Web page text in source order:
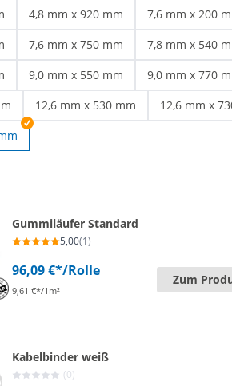
| 4,8 mm x 300 mm
Wetterfeste Kabelbinder | 4,8 mm x
Kabelbinder
| 4,8 mm x 550 mm
4,8 mm x 920 mm
Kabelbinder schwarz | 4,8 mm x 920
7,6 mm x 200
Kabelbinder
| 7,6 mm x 370 mm
7,6 mm x 750 mm
Kabelbinder schwarz | 7,6 mm x 750
7,8 mm x 540
Kabelbinder
| 9,0 mm x 300 mm
9,0 mm x 550 mm
Kabelbinder schwarz | 9,0 mm x 550
9,0 mm x 770
Kabelbinder
| 9,0 mm x 1219 mm
12,6 mm x 530 mm
12,6 mm x
Gummiläufer Standard
5,00(1)
96,09 €*/Rolle
9,61 €*/1m²
Zum
Kabelbinder weiß
(0)